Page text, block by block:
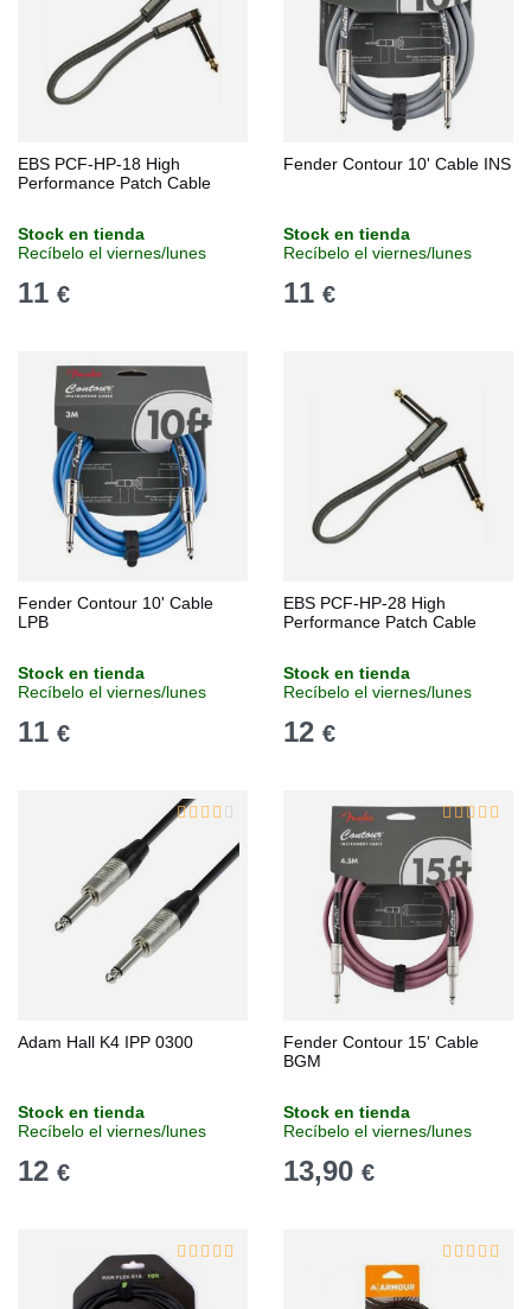
EBS PCF-HP-18 High
Performance Patch Cable
Stock en tienda
Recíbelo el viernes/lunes
11 €
Fender Contour 10' Cable INS
Stock en tienda
Recíbelo el viernes/lunes
11 €
Fender Contour 10' Cable
LPB
Stock en tienda
Recíbelo el viernes/lunes
11 €
EBS PCF-HP-28 High
Performance Patch Cable
Stock en tienda
Recíbelo el viernes/lunes
12 €
Adam Hall K4 IPP 0300
Stock en tienda
Recíbelo el viernes/lunes
12 €
Fender Contour 15' Cable
BGM
Stock en tienda
Recíbelo el viernes/lunes
13,90 €